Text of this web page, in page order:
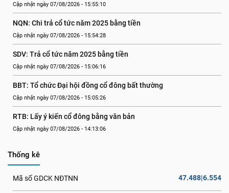
Cập nhật ngày 07/08/2026 - 15:55:10
NQN: Chi trả cổ tức năm 2025 bằng tiền
Cập nhật ngày 07/08/2026 - 15:54:28
SDV: Trả cổ tức năm 2025 bằng tiền
Cập nhật ngày 07/08/2026 - 15:06:16
BBT: Tổ chức Đại hội đồng cổ đông bất thường
Cập nhật ngày 07/08/2026 - 15:05:26
RTB: Lấy ý kiến cổ đông bằng văn bản
Cập nhật ngày 07/08/2026 - 14:13:06
Thống kê
Mã số GDCK NĐTNN 47.488|6.554